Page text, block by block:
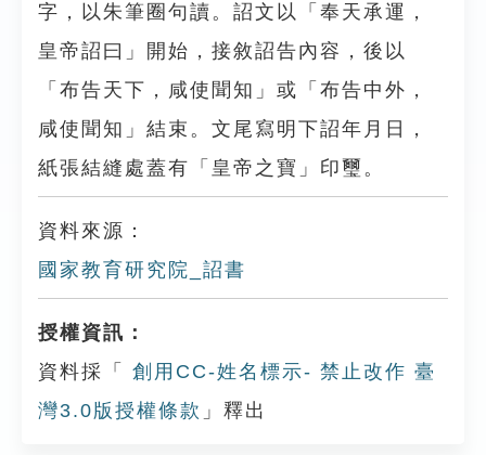
字，以朱筆圈句讀。詔文以「奉天承運，
皇帝詔曰」開始，接敘詔告內容，後以
「布告天下，咸使聞知」或「布告中外，
咸使聞知」結束。文尾寫明下詔年月日，
紙張結縫處蓋有「皇帝之寶」印璽。
資料來源：
國家教育研究院_詔書
授權資訊：
資料採「
創用CC-姓名標示- 禁止改作 臺
灣3.0版授權條款 」釋出